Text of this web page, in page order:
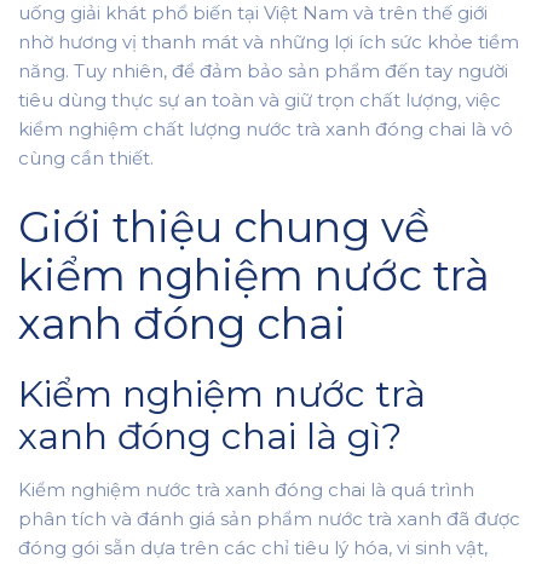
uống giải khát phổ biến tại Việt Nam và trên thế giới
nhờ hương vị thanh mát và những lợi ích sức khỏe tiềm
năng. Tuy nhiên, để đảm bảo sản phẩm đến tay người
tiêu dùng thực sự an toàn và giữ trọn chất lượng, việc
kiểm nghiệm chất lượng nước trà xanh đóng chai là vô
cùng cần thiết.
Giới thiệu chung về
kiểm nghiệm nước trà
xanh đóng chai
Kiểm nghiệm nước trà
xanh đóng chai là gì?
Kiểm nghiệm nước trà xanh đóng chai là quá trình
phân tích và đánh giá sản phẩm nước trà xanh đã được
đóng gói sẵn dựa trên các chỉ tiêu lý hóa, vi sinh vật,